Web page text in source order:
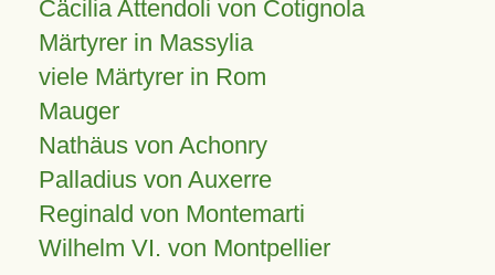
Cäcilia Attendoli von Cotignola
Märtyrer in Massylia
viele Märtyrer in Rom
Mauger
Nathäus von Achonry
Palladius von Auxerre
Reginald von Montemarti
Wilhelm VI. von Montpellier